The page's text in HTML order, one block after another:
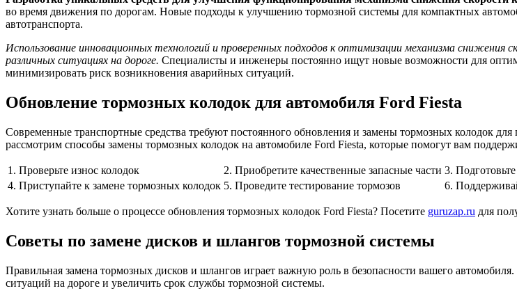
во время движения по дорогам. Новые подходы к улучшению тормозной системы для компактных
автотранспорта.
Использование инновационных технологий и проверенных подходов к оптимизации механизма снижения
различных ситуациях на дороге. Специалисты и инженеры постоянно ищут новые возможности для
минимизировать риск возникновения аварийных ситуаций.
Обновление тормозных колодок для автомобиля Ford Fiesta
Современные транспортные средства требуют постоянного обновления и замены тормозных колодок
рассмотрим способы замены тормозных колодок на автомобиле Ford Fiesta, которые помогут вам
1. Проверьте износ колодок 2. Приобретите качественные запасные части 3.
4. Приступайте к замене тормозных колодок 5. Проведите тестирование тормозов 6.
Хотите узнать больше о процессе обновления тормозных колодок Ford Fiesta? Посетите guruzap.ru для
Советы по замене дисков и шлангов тормозной системы
Правильная замена тормозных дисков и шлангов играет важную роль в безопасности вашего
ситуаций на дороге и увеличить срок службы тормозной системы.